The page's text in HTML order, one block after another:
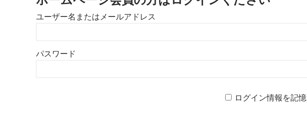
ユーザー名またはメールアドレス
パスワード
ログイン情報を記憶